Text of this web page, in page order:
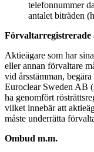
telefonnummer
antalet biträden
Förvaltarregistrerade
Aktieägare som har
eller annan förvaltare
vid årsstämman,
Euroclear Sweden AB
ha genomfört
vilket innebär att
måste underrätta
Ombud m.m.